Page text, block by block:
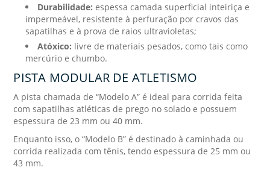
Durabilidade: espessa camada superficial inteiriça e
impermeável, resistente à perfuração por cravos das
sapatilhas e à prova de raios ultravioletas;
Atóxico: livre de materiais pesados, como tais como
mercúrio e chumbo.
PISTA MODULAR DE ATLETISMO
A pista chamada de “Modelo A” é ideal para corrida feita
com sapatilhas atléticas de prego no solado e possuem
espessura de 23 mm ou 40 mm.
Enquanto isso, o “Modelo B” é destinado à caminhada ou
corrida realizada com tênis, tendo espessura de 25 mm ou
43 mm.